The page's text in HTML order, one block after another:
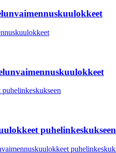
puhelinkeskukseen